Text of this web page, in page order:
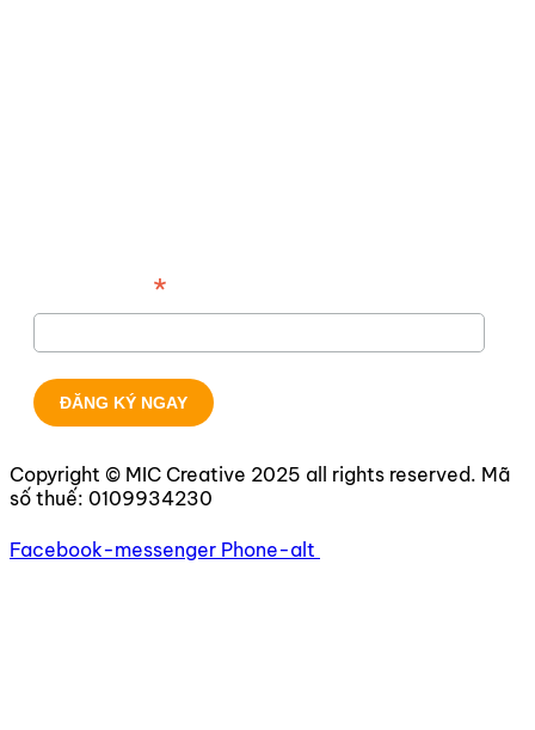
*
Copyright © MIC Creative 2025 all rights reserved. Mã
số thuế: 0109934230
Facebook-messenger Phone-alt